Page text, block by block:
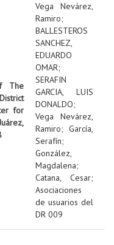
The
for
Vega Nevárez,
Ramiro;
BALLESTEROS
SANCHEZ,
EDUARDO
OMAR;
SERAFIN
GARCIA, LUIS
DONALDO;
Vega Nevárez,
Ramiro; García,
Serafín;
González,
Magdalena;
Catana, Cesar;
Asociaciones
de usuarios del
DR 009